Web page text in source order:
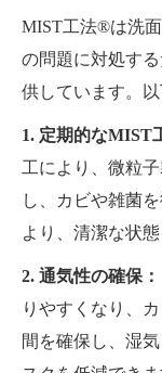
MIST工法®は洗
の問題に対処す
供しています。
1. 定期的なMIST
工により、微粒
し、カビや雑菌
より、清潔な状
2. 通気性の確保：
りやすくなり、
間を確保し、湿